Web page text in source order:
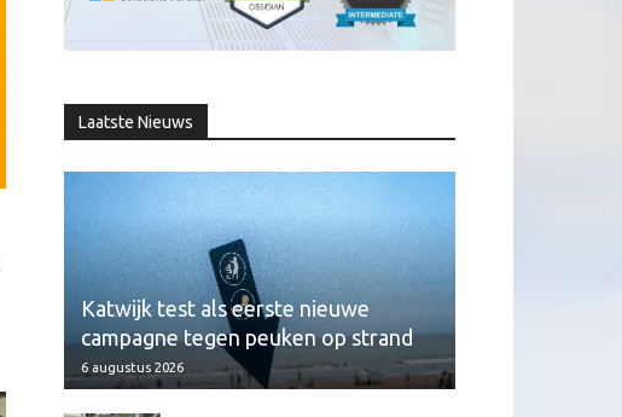
Laatste Nieuws
Katwijk test als eerste nieuwe
campagne tegen peuken op strand
6 augustus 2026